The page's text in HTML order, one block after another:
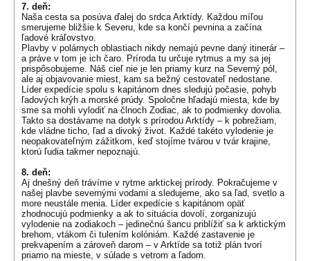
7. deň:
Naša cesta sa posúva ďalej do srdca Arktídy. Každou míľou
smerujeme bližšie k Severu, kde sa končí pevnina a začína
ľadové kráľovstvo.
Plavby v polárnych oblastiach nikdy nemajú pevne daný itinerár –
a práve v tom je ich čaro. Príroda tu určuje rytmus a my sa jej
prispôsobujeme. Náš cieľ nie je len priamy kurz na Severný pól,
ale aj objavovanie miest, kam sa bežný cestovateľ nedostane.
Líder expedície spolu s kapitánom dnes sledujú počasie, pohyb
ľadových krýh a morské prúdy. Spoločne hľadajú miesta, kde by
sme sa mohli vylodiť na člnoch Zodiac, ak to podmienky dovolia.
Takto sa dostávame na dotyk s prírodou Arktídy – k pobrežiam,
kde vládne ticho, ľad a divoký život. Každé takéto vylodenie je
neopakovateľným zážitkom, keď stojíme tvárou v tvár krajine,
ktorú ľudia takmer nepoznajú.
8. deň:
Aj dnešný deň trávíme v rytme arktickej prírody. Pokračujeme v
našej plavbe severnými vodami a sledujeme, ako sa ľad, svetlo a
more neustále menia. Líder expedície s kapitánom opäť
zhodnocujú podmienky a ak to situácia dovolí, zorganizujú
vylodenie na zodiakoch – jedinečnú šancu priblížiť sa k arktickým
brehom, vtákom či tulením kolóniám. Každé zastavenie je
prekvapením a zároveň darom – v Arktíde sa totiž plán tvorí
priamo na mieste, v súlade s vetrom a ľadom.